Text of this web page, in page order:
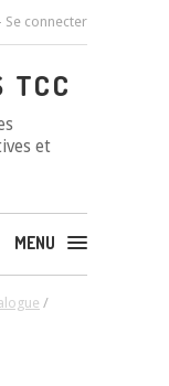
Se connecter
TCC
et
MENU
/